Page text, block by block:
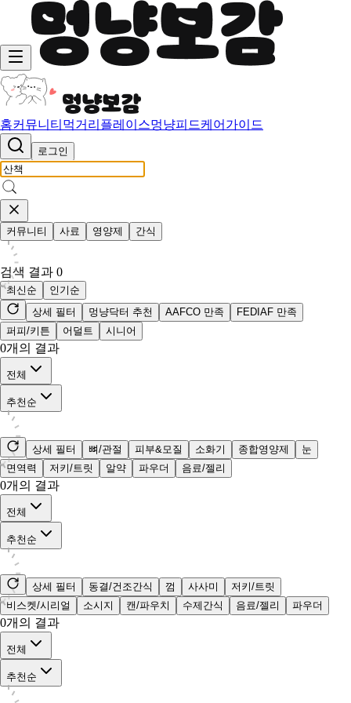
홈커뮤니티 먹거리 플레이스멍냥피드케어가이드
로그인
커뮤니티 사료 영양제 간식
검색 결과 0
최신순
인기순
상세 필터
멍냥닥터 추천 AAFCO 만족
FEDIAF 만족
퍼피/키튼
어덜트 시니어
0개의 결과
전체
추천순
상세 필터 뼈/관절 피부&모질 소화기 종합영양제
눈
면역력
저키/트릿 알약 파우더 음료/젤리
0개의 결과
전체
추천순
상세 필터 동결/건조간식 껌 사사미
저키/트릿
비스켓/시리얼
소시지 캔/파우치 수제간식 음료/젤리 파우더
0개의 결과
전체
추천순